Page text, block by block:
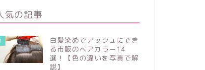
気の記事
1
白髪染めでアッシュにでき
る市販のヘアカラー14
選！【色の違いを写真で解
説】